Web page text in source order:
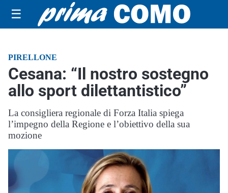
☰
PIRELLONE
Cesana: “Il nostro sostegno
allo sport dilettantistico”
La consigliera regionale di Forza Italia spiega
l’impegno della Regione e l’obiettivo della sua
mozione